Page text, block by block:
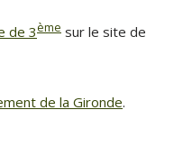
de 3ème sur le site de
de la Gironde.